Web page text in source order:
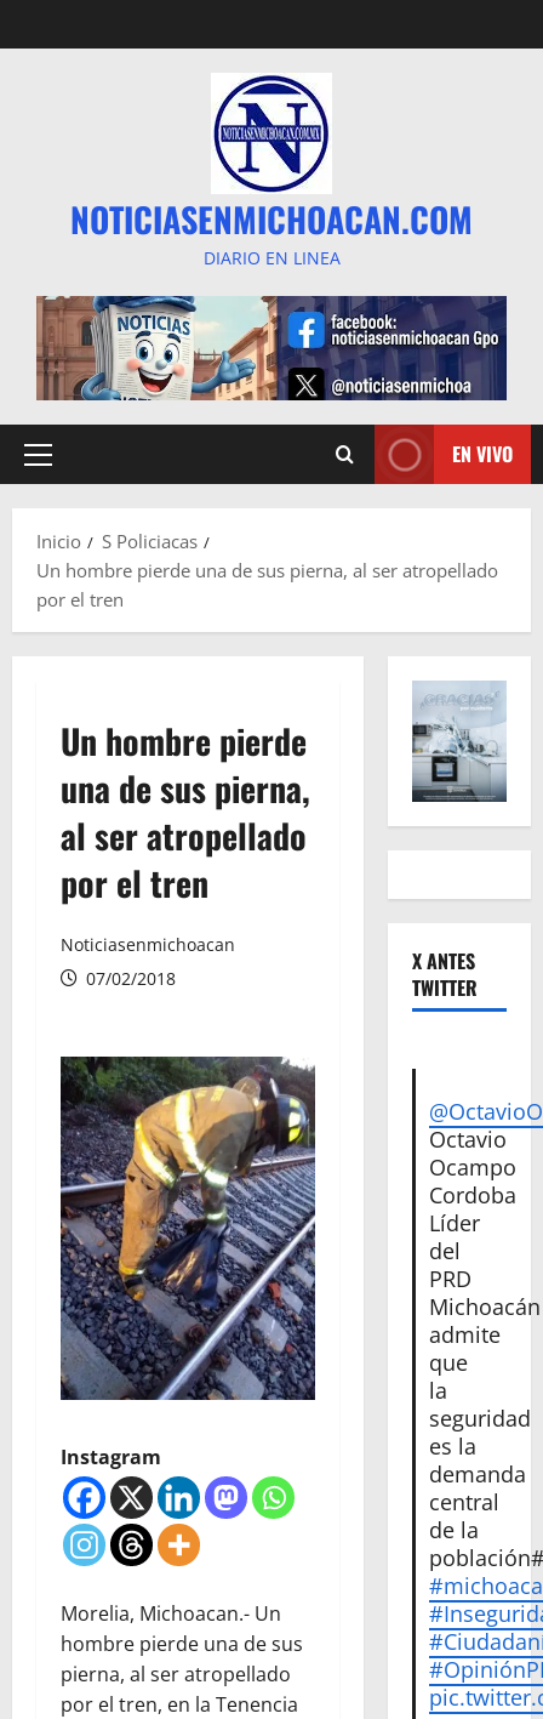
al
NOTICIASENMICHOACAN.COM
DIARIO EN LINEA
Menú
EN VIVO
Inicio
S Policiacas
Un hombre pierde una de sus pierna, al ser atropellado
por el tren
Un hombre pierde
una de sus pierna,
al ser atropellado
por el tren
Noticiasenmichoacan
07/02/2018
Instagram
Morelia, Michoacan.- Un
hombre pierde una de sus
pierna, al ser atropellado
por el tren, en la Tenencia
X ANTES
TWITTER
Octavio
Ocampo
Cordoba
Líder
del
PRD
Michoacán
admite
que
la
seguridad
es la
demanda
central
de la